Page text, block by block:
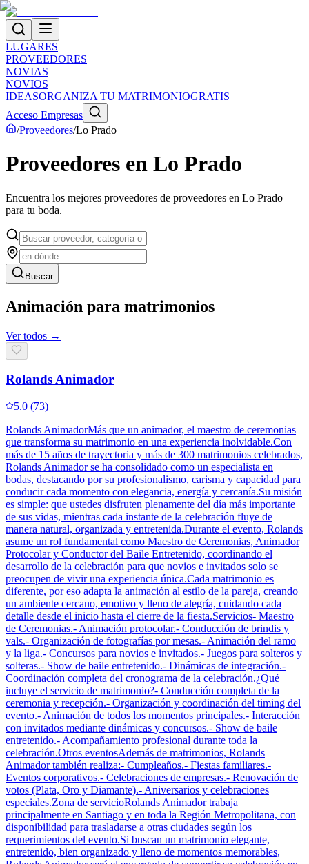
LUGARES
PROVEEDORES
NOVIAS
NOVIOS
IDEASORGANIZA TU MATRIMONIOGRATIS
Acceso Empresas
/Proveedores/Lo Prado
Proveedores en Lo Prado
Encuentra los mejores proveedores de proveedores en Lo Prado
para tu boda.
Buscar
Animación para matrimonios
Ver todos →
Rolands Animador
5.0 (73)
Rolands AnimadorMás que un animador, el maestro de ceremonias
que transforma su matrimonio en una experiencia inolvidable.Con
más de 15 años de trayectoria y más de 300 matrimonios celebrados,
Rolands Animador se ha consolidado como un especialista en
bodas, destacando por su profesionalismo, carisma y capacidad para
conducir cada momento con elegancia, energía y cercanía.Su misión
es simple: que ustedes disfruten plenamente del día más importante
de sus vidas, mientras cada instante de la celebración fluye de
manera natural, organizada y entretenida.Durante el evento, Rolands
asume un rol fundamental como Maestro de Ceremonias, Animador
Protocolar y Conductor del Baile Entretenido, coordinando el
desarrollo de la celebración para que novios e invitados solo se
preocupen de vivir una experiencia única.Cada matrimonio es
diferente, por eso adapta la animación al estilo de la pareja, creando
un ambiente cercano, emotivo y lleno de alegría, cuidando cada
detalle desde el inicio hasta el cierre de la fiesta.Servicios- Maestro
de Ceremonias.- Animación protocolar.- Conducción de brindis y
vals.- Organización de fotografías por mesas.- Animación del ramo
y la liga.- Concursos para novios e invitados.- Juegos para solteros y
solteras.- Show de baile entretenido.- Dinámicas de integración.-
Coordinación completa del cronograma de la celebración.¿Qué
incluye el servicio de matrimonio?- Conducción completa de la
ceremonia y recepción.- Organización y coordinación del timing del
evento.- Animación de todos los momentos principales.- Interacción
con invitados mediante dinámicas y concursos.- Show de baile
entretenido.- Acompañamiento profesional durante toda la
celebración.Otros eventosAdemás de matrimonios, Rolands
Animador también realiza:- Cumpleaños.- Fiestas familiares.-
Eventos corporativos.- Celebraciones de empresas.- Renovación de
votos (Plata, Oro y Diamante).- Aniversarios y celebraciones
especiales.Zona de servicioRolands Animador trabaja
principalmente en Santiago y en toda la Región Metropolitana, con
disponibilidad para trasladarse a otras ciudades según los
requerimientos del evento.Si buscan un matrimonio elegante,
entretenido, bien organizado y lleno de momentos memorables,